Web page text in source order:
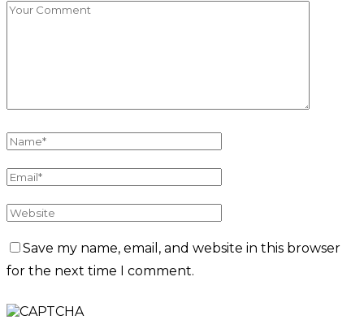
Save my name, email, and website in this browser
for the next time I comment.